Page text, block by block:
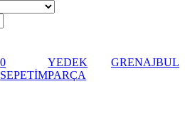
0
SEPETİM
YEDEK
PARÇA
GRENAJBUL